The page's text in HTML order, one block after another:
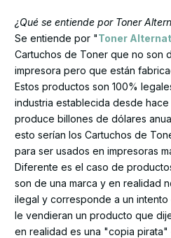
¿Qué se entiende por Toner
Se entiende por "Toner
Cartuchos de Toner que no son
impresora pero que están
Estos productos son 100%
industria establecida desde
produce billones de dólares
esto serían los Cartuchos de
para ser usados en impresoras
Diferente es el caso de
son de una marca y en realidad
ilegal y corresponde a un
le vendieran un producto que
en realidad es una "copia